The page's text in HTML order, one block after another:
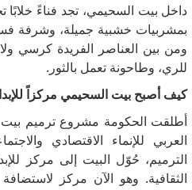
داخل بيت السحيمي، تجد فناءً خلابًا
بمشربيات خشبية جميلة، وشرفة
ومن بين العناصر الفريدة كرسي
للري، وطاحونة تعمل بالثور.
كيف أصبح بيت السحيمي مركزاً
أطلقت الحكومة مشروع ترميم
العربي للإنماء الاقتصادي
الترميم، حُوّل البيت إلى مركز
الثقافية. وهو الآن مركز